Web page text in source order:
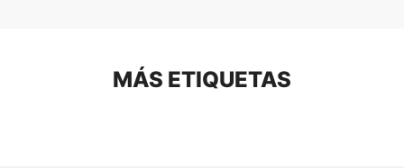
MÁS ETIQUETAS